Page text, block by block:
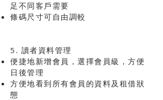
足不同客戶需要
條碼尺寸可自由調較
5. 讀者資料管理
便捷地新增會員，選擇會員級，方便
日後管理
方便地看到所有會員的資料及租借狀
態